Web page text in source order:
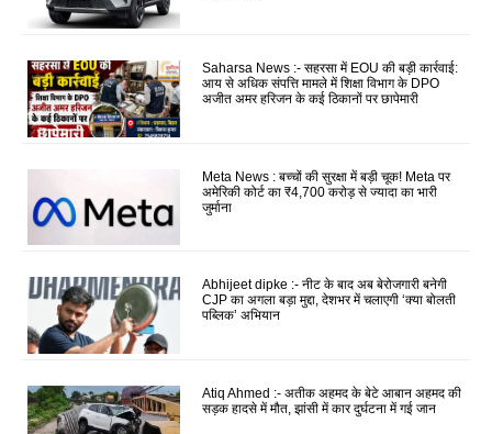
Saharsa News :- सहरसा में EOU की बड़ी कार्रवाई:
आय से अधिक संपत्ति मामले में शिक्षा विभाग के DPO
अजीत अमर हरिजन के कई ठिकानों पर छापेमारी
Meta News : बच्चों की सुरक्षा में बड़ी चूक! Meta पर
अमेरिकी कोर्ट का ₹4,700 करोड़ से ज्यादा का भारी
जुर्माना
Abhijeet dipke :- नीट के बाद अब बेरोजगारी बनेगी
CJP का अगला बड़ा मुद्दा, देशभर में चलाएगी ‘क्या बोलती
पब्लिक’ अभियान
Atiq Ahmed :- अतीक अहमद के बेटे आबान अहमद की
सड़क हादसे में मौत, झांसी में कार दुर्घटना में गई जान